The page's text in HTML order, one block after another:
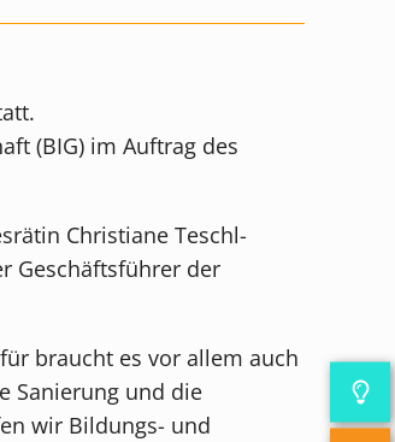
(BIG) im Auftrag des
Christiane Teschl-
Geschäftsführer der
braucht es vor allem auch
Sanierung und die
wir Bildungs- und